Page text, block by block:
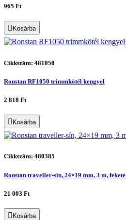
965 Ft
Kosárba
Cikkszám: 481050
Ronstan RF1050 trimmkötél kengyel
2 818 Ft
Kosárba
Cikkszám: 480385
Ronstan traveller-sín, 24×19 mm, 3 m, fekete
21 003 Ft
Kosárba